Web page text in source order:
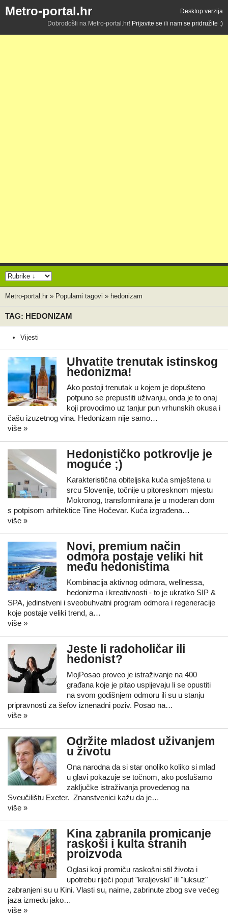
Metro-portal.hr
Desktop verzija
Dobrodošli na Metro-portal.hr! Prijavite se ili nam se pridružite :)
Metro-portal.hr » Popularni tagovi » hedonizam
TAG: HEDONIZAM
Vijesti
Uhvatite trenutak istinskog
hedonizma!
Ako postoji trenutak u kojem je dopušteno
potpuno se prepustiti uživanju, onda je to onaj
koji provodimo uz tanjur pun vrhunskih okusa i
čašu izuzetnog vina. Hedonizam nije samo…
više »
Hedonističko potkrovlje je
moguće ;)
Karakteristična obiteljska kuća smještena u
srcu Slovenije, točnije u pitoresknom mjestu
Mokronog, transformirana je u moderan dom
s potpisom arhitektice Tine Hočevar. Kuća izgrađena…
više »
Novi, premium način
odmora postaje veliki hit
među hedonistima
Kombinacija aktivnog odmora, wellnessa,
hedonizma i kreativnosti - to je ukratko SIP &
SPA, jedinstveni i sveobuhvatni program odmora i regeneracije
koje postaje veliki trend, a…
više »
Jeste li radoholičar ili
hedonist?
MojPosao proveo je istraživanje na 400
građana koje je pitao uspijevaju li se opustiti
na svom godišnjem odmoru ili su u stanju
pripravnosti za šefov iznenadni poziv. Posao na…
više »
Održite mladost uživanjem
u životu
Ona narodna da si star onoliko koliko si mlad
u glavi pokazuje se točnom, ako poslušamo
zaključke istraživanja provedenog na
Sveučilištu Exeter. Znanstvenici kažu da je…
više »
Kina zabranila promicanje
raskoši i kulta stranih
proizvoda
Oglasi koji promiču raskošni stil života i
upotrebu riječi poput "kraljevski" ili "luksuz"
zabranjeni su u Kini. Vlasti su, naime, zabrinute zbog sve većeg
jaza između jako…
više »